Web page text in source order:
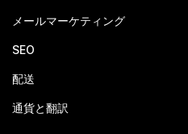
メールマーケティング
SEO
配送
通貨と翻訳